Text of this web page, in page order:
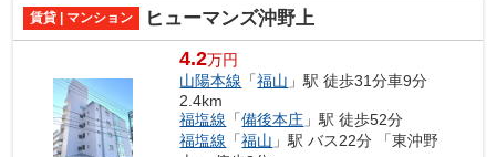
賃貸 | マンション ヒューマンズ沖野上
4.2万円
山陽本線 「福山 」駅 徒歩31分車9分
2.4km
福塩線 「備後本庄 」駅 徒歩52分
福塩線 「福山 」駅 バス22分 「東沖野